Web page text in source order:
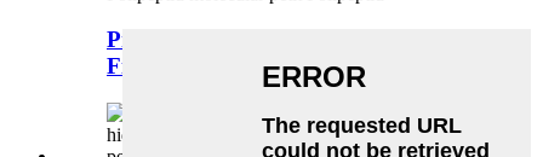
Proveïdor de peixos de collagen Xina
Fish Collagen Colla ...